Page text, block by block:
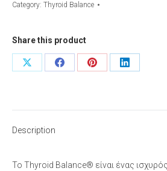
Category: Thyroid Balance
Share this product
Share
Share
Share
Share
Description
Το Thyroid Balance® είναι ένας